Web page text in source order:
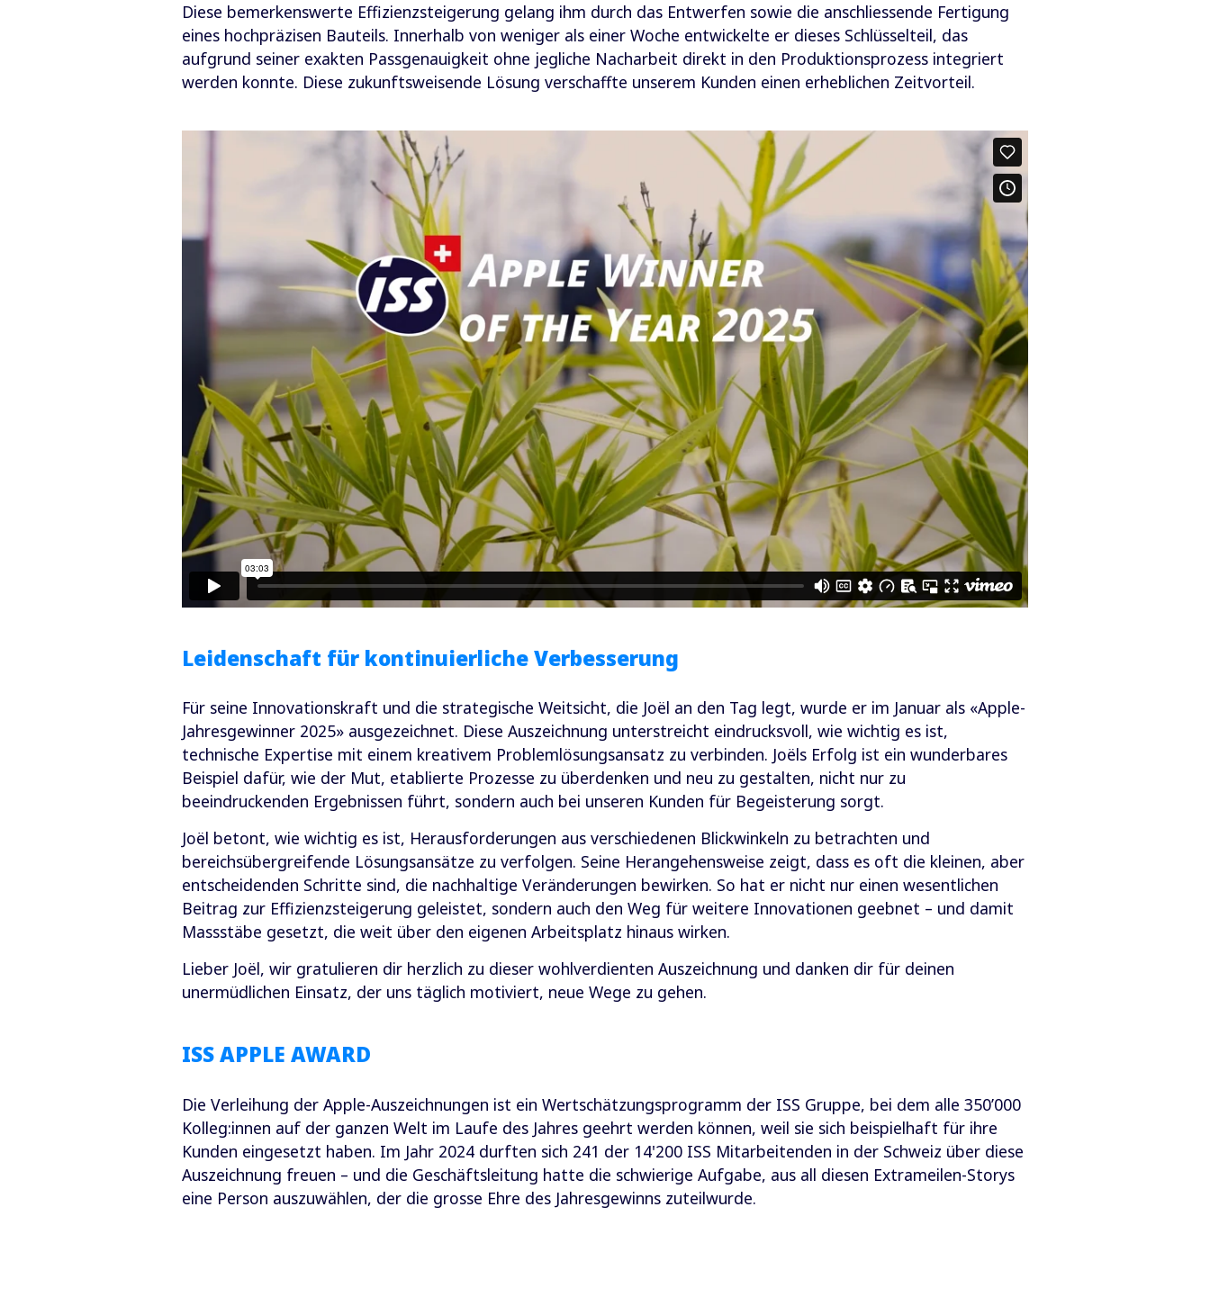
Diese bemerkenswerte Effizienzsteigerung gelang ihm durch das Entwerfen sowie die anschliessende Fertigung
eines hochpräzisen Bauteils. Innerhalb von weniger als einer Woche entwickelte er dieses Schlüsselteil, das
aufgrund seiner exakten Passgenauigkeit ohne jegliche Nacharbeit direkt in den Produktionsprozess integriert
werden konnte. Diese zukunftsweisende Lösung verschaffte unserem Kunden einen erheblichen Zeitvorteil.
Leidenschaft für kontinuierliche Verbesserung
Für seine Innovationskraft und die strategische Weitsicht, die Joël an den Tag legt, wurde er im Januar als «Apple-
Jahresgewinner 2025» ausgezeichnet. Diese Auszeichnung unterstreicht eindrucksvoll, wie wichtig es ist,
technische Expertise mit einem kreativem Problemlösungsansatz zu verbinden. Joëls Erfolg ist ein wunderbares
Beispiel dafür, wie der Mut, etablierte Prozesse zu überdenken und neu zu gestalten, nicht nur zu
beeindruckenden Ergebnissen führt, sondern auch bei unseren Kunden für Begeisterung sorgt.
Joël betont, wie wichtig es ist, Herausforderungen aus verschiedenen Blickwinkeln zu betrachten und
bereichsübergreifende Lösungsansätze zu verfolgen. Seine Herangehensweise zeigt, dass es oft die kleinen, aber
entscheidenden Schritte sind, die nachhaltige Veränderungen bewirken. So hat er nicht nur einen wesentlichen
Beitrag zur Effizienzsteigerung geleistet, sondern auch den Weg für weitere Innovationen geebnet – und damit
Massstäbe gesetzt, die weit über den eigenen Arbeitsplatz hinaus wirken.
Lieber Joël, wir gratulieren dir herzlich zu dieser wohlverdienten Auszeichnung und danken dir für deinen
unermüdlichen Einsatz, der uns täglich motiviert, neue Wege zu gehen.
ISS APPLE AWARD
Die Verleihung der Apple-Auszeichnungen ist ein Wertschätzungsprogramm der ISS Gruppe, bei dem alle 350’000
Kolleg:innen auf der ganzen Welt im Laufe des Jahres geehrt werden können, weil sie sich beispielhaft für ihre
Kunden eingesetzt haben. Im Jahr 2024 durften sich 241 der 14'200 ISS Mitarbeitenden in der Schweiz über diese
Auszeichnung freuen – und die Geschäftsleitung hatte die schwierige Aufgabe, aus all diesen Extrameilen-Storys
eine Person auszuwählen, der die grosse Ehre des Jahresgewinns zuteilwurde.